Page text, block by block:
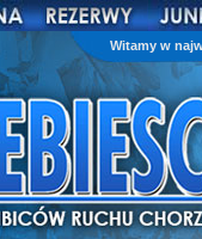
Witamy w